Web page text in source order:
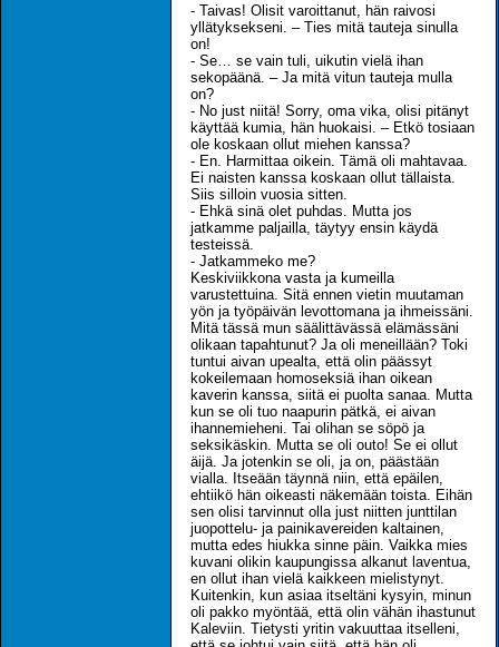
- Taivas! Olisit varoittanut, hän raivosi
yllätyksekseni. – Ties mitä tauteja sinulla
on!
- Se… se vain tuli, uikutin vielä ihan
sekopäänä. – Ja mitä vitun tauteja mulla
on?
- No just niitä! Sorry, oma vika, olisi pitänyt
käyttää kumia, hän huokaisi. – Etkö tosiaan
ole koskaan ollut miehen kanssa?
- En. Harmittaa oikein. Tämä oli mahtavaa.
Ei naisten kanssa koskaan ollut tällaista.
Siis silloin vuosia sitten.
- Ehkä sinä olet puhdas. Mutta jos
jatkamme paljailla, täytyy ensin käydä
testeissä.
- Jatkammeko me?
Keskiviikkona vasta ja kumeilla
varustettuina. Sitä ennen vietin muutaman
yön ja työpäivän levottomana ja ihmeissäni.
Mitä tässä mun säälittävässä elämässäni
olikaan tapahtunut? Ja oli meneillään? Toki
tuntui aivan upealta, että olin päässyt
kokeilemaan homoseksiä ihan oikean
kaverin kanssa, siitä ei puolta sanaa. Mutta
kun se oli tuo naapurin pätkä, ei aivan
ihannemieheni. Tai olihan se söpö ja
seksikäskin. Mutta se oli outo! Se ei ollut
äijä. Ja jotenkin se oli, ja on, päästään
vialla. Itseään täynnä niin, että epäilen,
ehtiikö hän oikeasti näkemään toista. Eihän
sen olisi tarvinnut olla just niitten junttilan
juopottelu- ja painikavereiden kaltainen,
mutta edes hiukka sinne päin. Vaikka mies
kuvani olikin kaupungissa alkanut laventua,
en ollut ihan vielä kaikkeen mielistynyt.
Kuitenkin, kun asiaa itseltäni kysyin, minun
oli pakko myöntää, että olin vähän ihastunut
Kaleviin. Tietysti yritin vakuuttaa itselleni,